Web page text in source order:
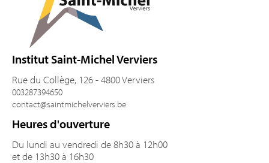
Institut Saint-Michel Verviers
Rue du Collège, 126 - 4800 Verviers
003287394650
contact@saintmichelverviers.be
Heures d'ouverture
Du lundi au vendredi de 8h30 à 12h00
et de 13h30 à 16h30